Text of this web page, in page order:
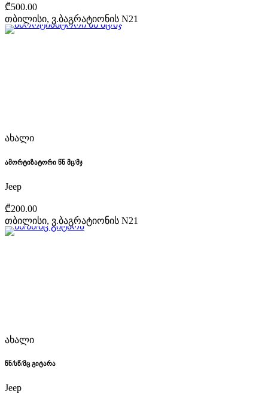
₾500.00
თბილისი, ვ.ბაგრატიონის N21
ახალი
ამორტიზატორი წნ მც/მჯ
Jeep
₾200.00
თბილისი, ვ.ბაგრატიონის N21
ახალი
წნ/სწ/მც გიტარა
Jeep